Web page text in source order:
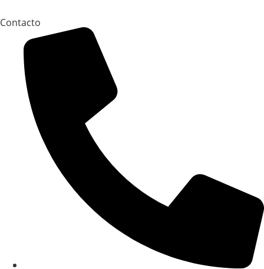
Contacto